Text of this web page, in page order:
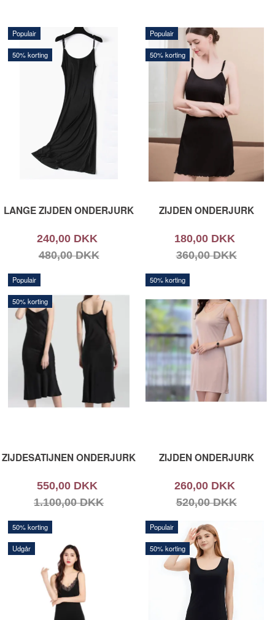
Populair
50% korting
LANGE ZIJDEN ONDERJURK
240,00 DKK
480,00 DKK
Populair
50% korting
ZIJDEN ONDERJURK
180,00 DKK
360,00 DKK
Populair
50% korting
ZIJDESATIJNEN ONDERJURK
550,00 DKK
1.100,00 DKK
50% korting
ZIJDEN ONDERJURK
260,00 DKK
520,00 DKK
50% korting
Udgår
Populair
50% korting